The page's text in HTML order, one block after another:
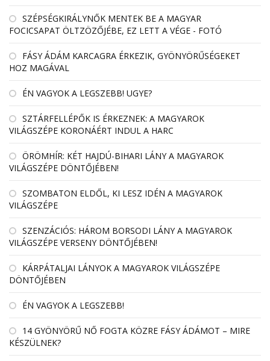
SZÉPSÉGKIRÁLYNŐK MENTEK BE A MAGYAR
FOCICSAPAT ÖLTZÖZŐJÉBE, EZ LETT A VÉGE - FOTÓ
FÁSY ÁDÁM KARCAGRA ÉRKEZIK, GYÖNYÖRŰSÉGEKET
HOZ MAGÁVAL
ÉN VAGYOK A LEGSZEBB! UGYE?
SZTÁRFELLÉPŐK IS ÉRKEZNEK: A MAGYAROK
VILÁGSZÉPE KORONÁÉRT INDUL A HARC
ÖRÖMHÍR: KÉT HAJDÚ-BIHARI LÁNY A MAGYAROK
VILÁGSZÉPE DÖNTŐJÉBEN!
SZOMBATON ELDŐL, KI LESZ IDÉN A MAGYAROK
VILÁGSZÉPE
SZENZÁCIÓS: HÁROM BORSODI LÁNY A MAGYAROK
VILÁGSZÉPE VERSENY DÖNTŐJÉBEN!
KÁRPÁTALJAI LÁNYOK A MAGYAROK VILÁGSZÉPE
DÖNTŐJÉBEN
ÉN VAGYOK A LEGSZEBB!
14 GYÖNYÖRŰ NŐ FOGTA KÖZRE FÁSY ÁDÁMOT – MIRE
KÉSZÜLNEK?